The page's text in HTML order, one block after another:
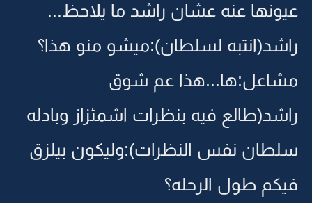
عيونها عنه عشان راشد ما يلاحظ...
راشد(انتبه لسلطان):ميشو منو هذا؟
مشاعل:ها...هذا عم شوق
راشد(طالع فيه بنظرات اشمئزاز وبادله
سلطان نفس النظرات):وليكون بيلزق
فيكم طول الرحله؟